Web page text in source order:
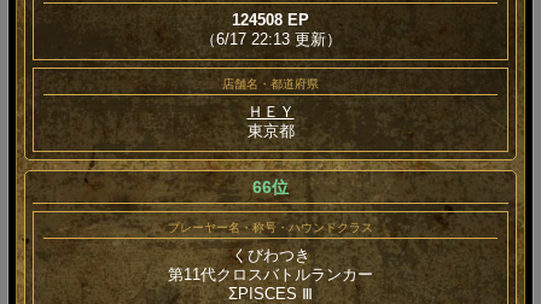
124508 EP
（6/17 22:13 更新）
店舗名・都道府県
ＨＥＹ
東京都
66位
プレーヤー名・称号・ハウンドクラス
くびわつき
第11代クロスバトルランカー
ΣPISCES Ⅲ